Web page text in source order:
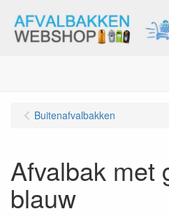
Buitenafvalbakken
Afvalbak met
blauw